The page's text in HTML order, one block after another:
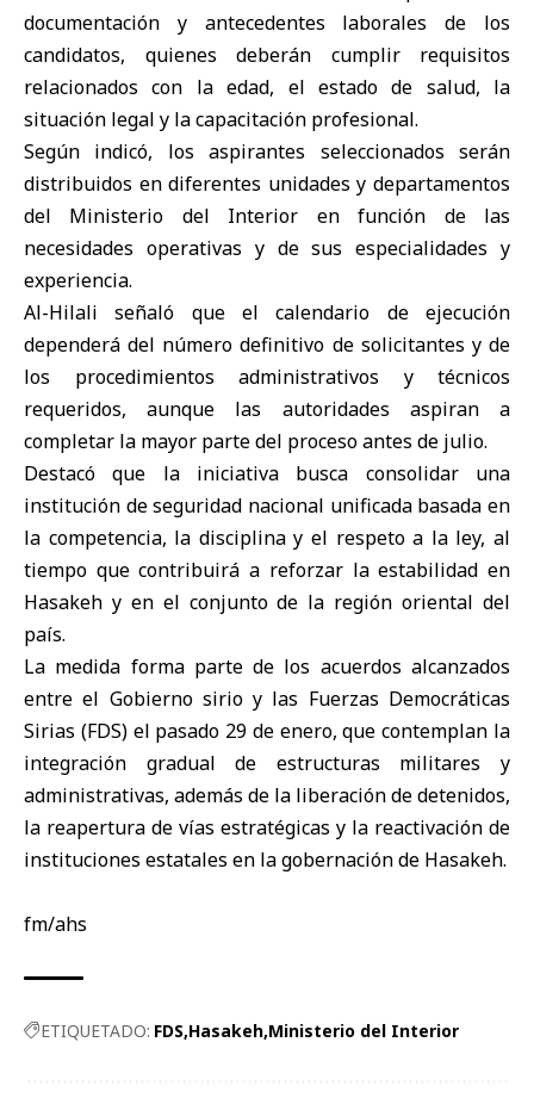
documentación y antecedentes laborales de los
candidatos, quienes deberán cumplir requisitos
relacionados con la edad, el estado de salud, la
situación legal y la capacitación profesional.
Según indicó, los aspirantes seleccionados serán
distribuidos en diferentes unidades y departamentos
del Ministerio del Interior en función de las
necesidades operativas y de sus especialidades y
experiencia.
Al-Hilali señaló que el calendario de ejecución
dependerá del número definitivo de solicitantes y de
los procedimientos administrativos y técnicos
requeridos, aunque las autoridades aspiran a
completar la mayor parte del proceso antes de julio.
Destacó que la iniciativa busca consolidar una
institución de seguridad nacional unificada basada en
la competencia, la disciplina y el respeto a la ley, al
tiempo que contribuirá a reforzar la estabilidad en
Hasakeh y en el conjunto de la región oriental del
país.
La medida forma parte de los acuerdos alcanzados
entre el Gobierno sirio y las Fuerzas Democráticas
Sirias (FDS) el pasado 29 de enero, que contemplan la
integración gradual de estructuras militares y
administrativas, además de la liberación de detenidos,
la reapertura de vías estratégicas y la reactivación de
instituciones estatales en la gobernación de Hasakeh.
fm/ahs
ETIQUETADO: FDS Hasakeh Ministerio del Interior